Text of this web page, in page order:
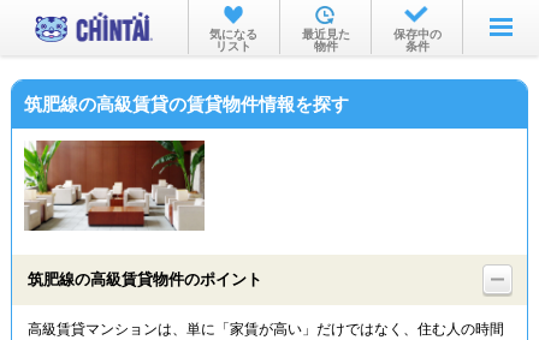
お部屋を探す
沿線・駅から
物件特集から
気になる
リスト
最近見た
物件
保存中の
条件
筑肥線の高級賃貸の賃貸物件情報を探す
筑肥線の高級賃貸物件のポイント
高級賃貸マンションは、単に「家賃が高い」だけではなく、住む人の時間